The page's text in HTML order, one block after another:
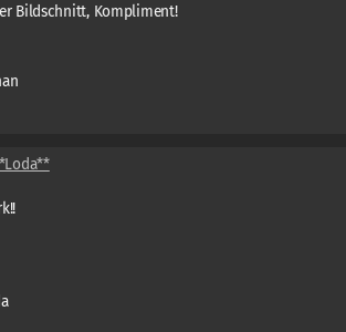
Bildschnitt, Kompliment!